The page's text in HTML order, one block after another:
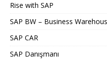
Rise with SAP
SAP BW – Business
SAP CAR
SAP Danışmanı